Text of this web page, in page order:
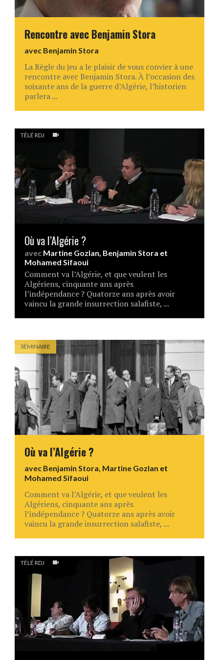
Rencontre avec Benjamin Stora
avec Benjamin Stora
La Règle du jeu a le plaisir de vous convier à une
rencontre avec Benjamin Stora. À l’occasion des
soixante ans de la guerre d’Algérie, l’historien
parlera ...
TÉLÉ RDJ
Où va l’Algérie ?
avec Martine Gozlan, Benjamin Stora et
Mohamed Sifaoui
Comment va l’Algérie, et que veulent les
Algériens, cinquante ans après
l’indépendance ? Quatorze ans après avoir
vaincu la grande insurrection salafiste, ...
SÉMINAIRE
Où va l’Algérie ?
avec Benjamin Stora, Martine Gozlan et
Mohamed Sifaoui
Comment va l’Algérie, et que veulent les
Algériens, cinquante ans après
l’indépendance ? Quatorze ans après avoir
vaincu la grande insurrection salafiste, ...
TÉLÉ RDJ